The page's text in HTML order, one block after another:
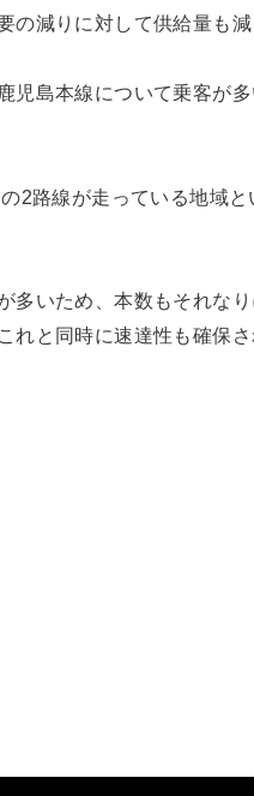
の減りに対して供給量も
児島本線について乗客が
2路線が走っている地域
多いため、本数もそれな
れと同時に速達性も確保さ